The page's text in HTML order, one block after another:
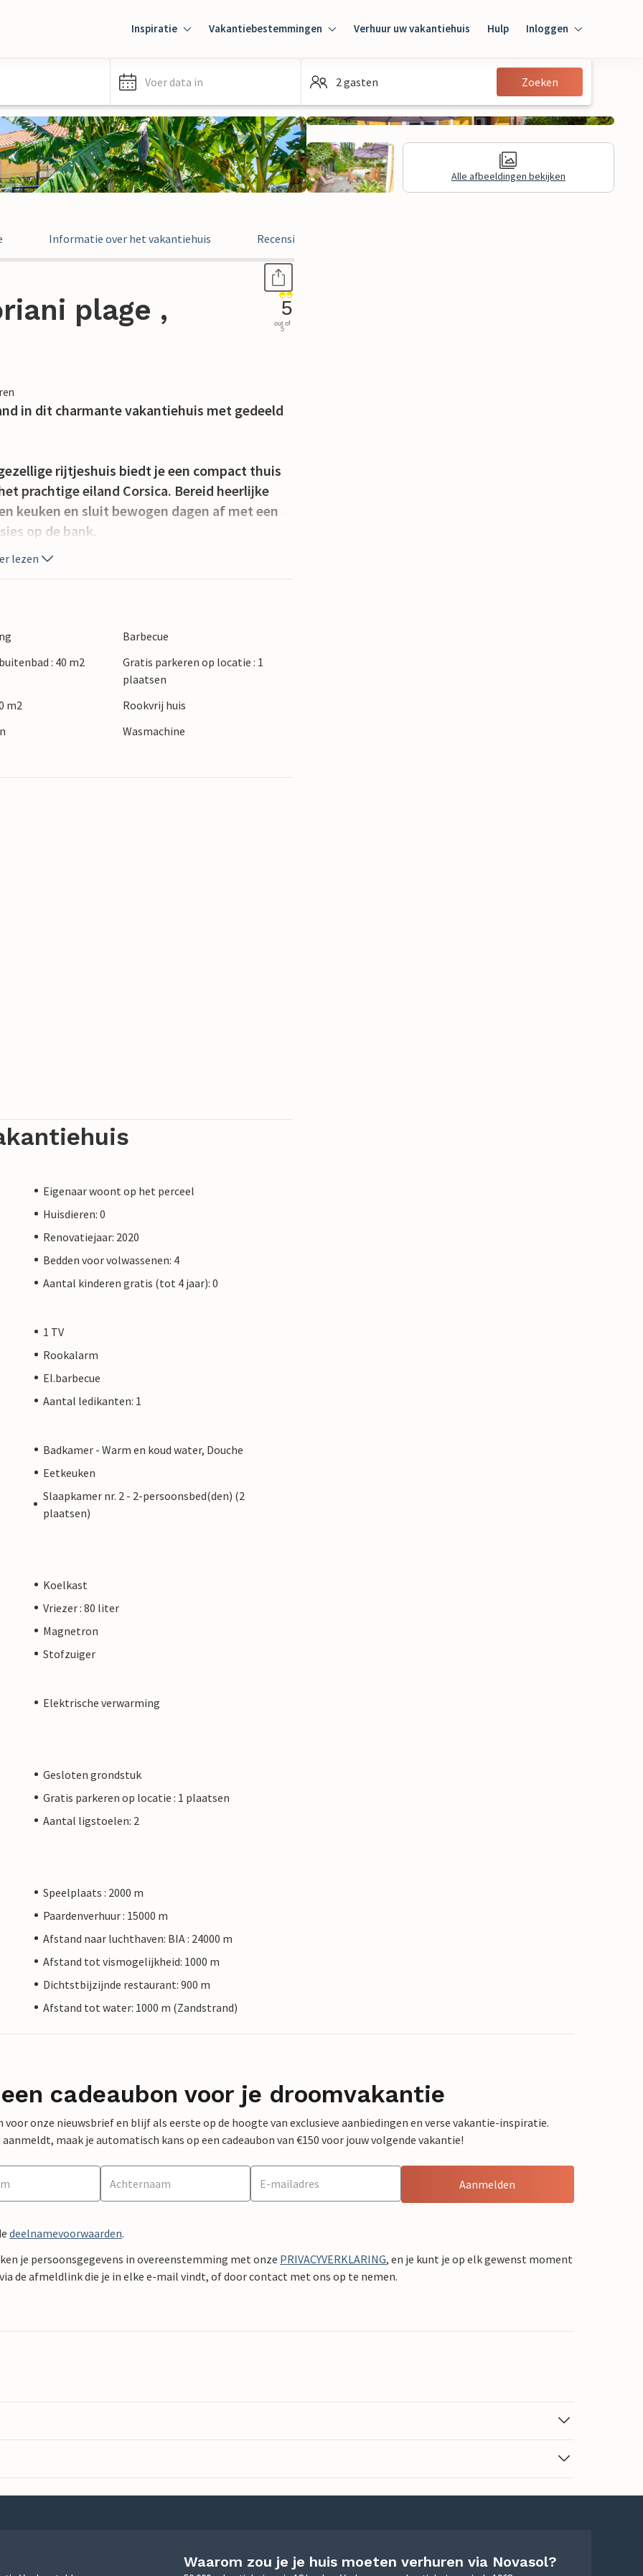
Inspiratie Vakantiebestemmingen Verhuur uw vakantiehuis Hulp Inloggen
Inloggen
Gast
Voer data in 2 gasten Zoeken
Alle afbeeldingen bekijken
Informatie over het vakantiehuis Recensies
plage ,
5
out of
5
in dit charmante vakantiehuis met gedeeld
rijtjeshuis biedt je een compact thuis
prachtige eiland Corsica. Bereid heerlijke
keuken en sluit bewogen dagen af met een
op de bank.
je een duik in het gemeenschappelijke
de Costa Verde, ontdek de kust tijdens
keuken in een gezellig restaurant. Ga
de historische stad Corte met zijn imposante
van Bastia.
lezen
Barbecue
: 40 m2
Gratis parkeren op locatie : 1
plaatsen
m2
Rookvrij huis
Wasmachine
Eigenaar woont op het perceel
Huisdieren: 0
Renovatiejaar: 2020
Bedden voor volwassenen: 4
Aantal kinderen gratis (tot 4 jaar): 0
1 TV
Rookalarm
El.barbecue
Aantal ledikanten: 1
Badkamer - Warm en koud water, Douche
Eetkeuken
Slaapkamer nr. 2 - 2-persoonsbed(den) (2
plaatsen)
Koelkast
Vriezer : 80 liter
Magnetron
Stofzuiger
Elektrische verwarming
Gesloten grondstuk
Gratis parkeren op locatie : 1 plaatsen
Aantal ligstoelen: 2
Speelplaats : 2000 m
Paardenverhuur : 15000 m
Afstand naar luchthaven: BIA : 24000 m
Afstand tot vismogelijkheid: 1000 m
Dichtstbijzijnde restaurant: 900 m
Afstand tot water: 1000 m (Zandstrand)
cadeaubon voor je droomvakantie
voor onze nieuwsbrief en blijf als eerste op de hoogte van exclusieve aanbiedingen en verse vakantie-inspiratie.
aanmeldt, maak je automatisch kans op een cadeaubon van €150 voor jouw volgende vakantie!
Aanmelden
deelnamevoorwaarden.
je persoonsgegevens in overeenstemming met onze PRIVACYVERKLARING, en je kunt je op elk gewenst moment
de afmeldlink die je in elke e-mail vindt, of door contact met ons op te nemen.
Waarom zou je je huis moeten verhuren via Novasol?